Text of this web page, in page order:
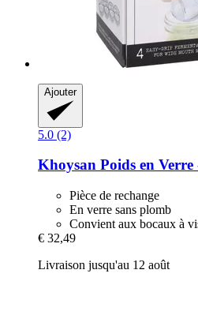
Ajouter
5.0 (2)
Khoysan Poids en Verre
Pièce de rechange
En verre sans plomb
Convient aux bocaux à
€ 32,49
Livraison jusqu'au 12 août